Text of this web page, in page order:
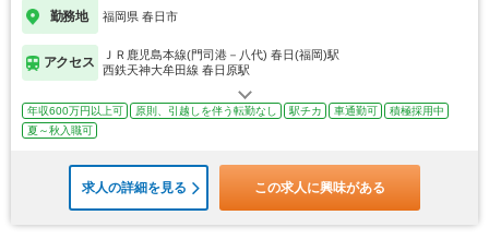
勤務地 福岡県 春日市
アクセス
ＪＲ鹿児島本線(門司港－八代) 春日(福岡)駅
西鉄天神大牟田線 春日原駅
年収600万円以上可 原則、引越しを伴う転勤なし 駅チカ 車通勤可
積極採用中
夏～秋入職可
求人の詳細を見る この求人に興味がある